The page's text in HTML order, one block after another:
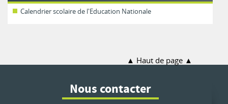
Calendrier scolaire de l'Education Nationale
Haut de page
Nous contacter